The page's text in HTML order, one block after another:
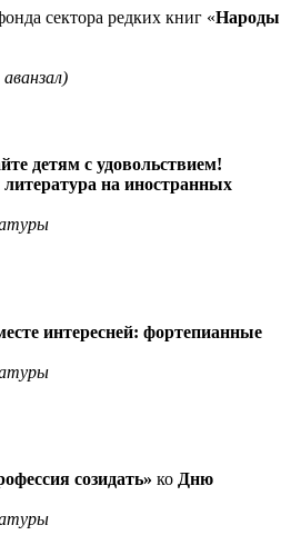
сектора редких книг «Народы
детям с удовольствием!
литература на иностранных
интересней: фортепианные
созидать» ко Дню